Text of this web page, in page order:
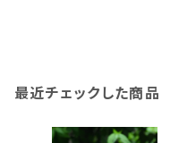
最近チェックした商品